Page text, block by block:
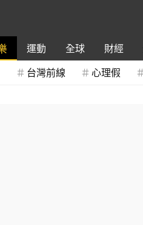
運動 全球 財經
台灣前線 心理假